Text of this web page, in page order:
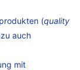
(quality
auch
mit